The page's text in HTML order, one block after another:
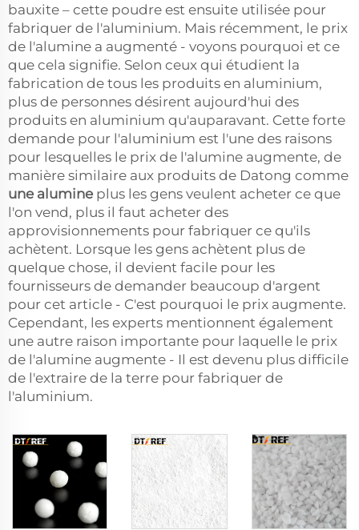
bauxite – cette poudre est ensuite utilisée pour
fabriquer de l'aluminium. Mais récemment, le prix
de l'alumine a augmenté - voyons pourquoi et ce
que cela signifie. Selon ceux qui étudient la
fabrication de tous les produits en aluminium,
plus de personnes désirent aujourd'hui des
produits en aluminium qu'auparavant. Cette forte
demande pour l'aluminium est l'une des raisons
pour lesquelles le prix de l'alumine augmente, de
manière similaire aux produits de Datong comme
une alumine plus les gens veulent acheter ce que
l'on vend, plus il faut acheter des
approvisionnements pour fabriquer ce qu'ils
achètent. Lorsque les gens achètent plus de
quelque chose, il devient facile pour les
fournisseurs de demander beaucoup d'argent
pour cet article - C'est pourquoi le prix augmente.
Cependant, les experts mentionnent également
une autre raison importante pour laquelle le prix
de l'alumine augmente - Il est devenu plus difficile
de l'extraire de la terre pour fabriquer de
l'aluminium.